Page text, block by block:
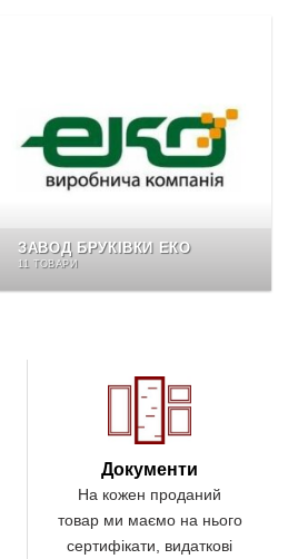
ЗАВОД БРУКІВКИ ЕКО
11 ТОВАРИ
Документи
На кожен проданий
товар ми маємо на нього
сертифікати, видаткові